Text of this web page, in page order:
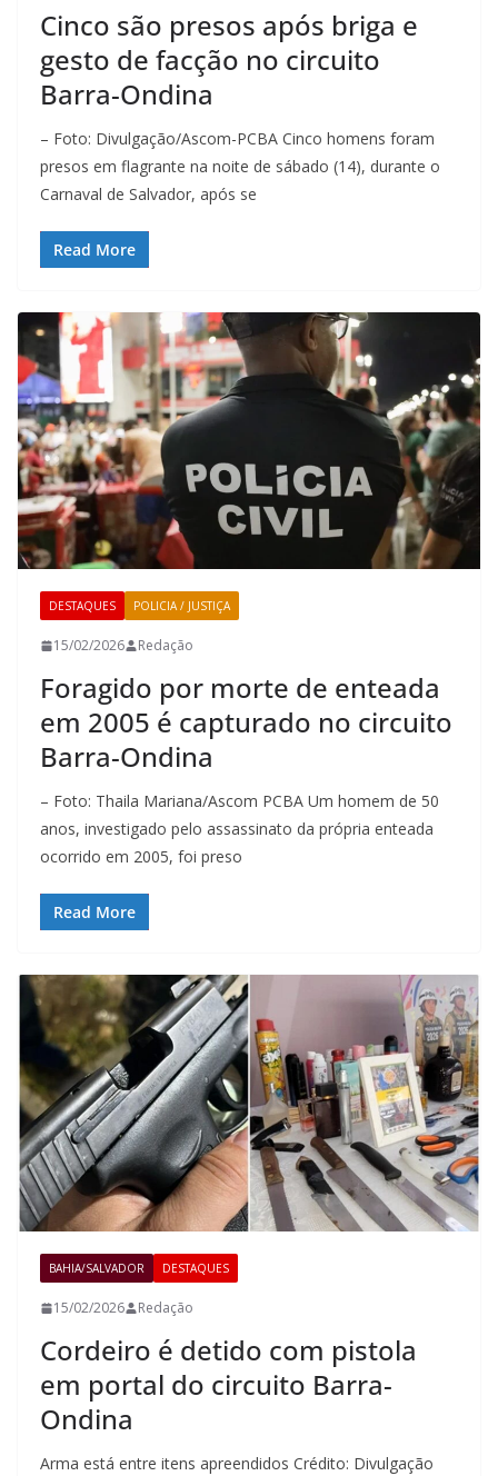
Cinco são presos após briga e
gesto de facção no circuito
Barra-Ondina
– Foto: Divulgação/Ascom-PCBA Cinco homens foram
presos em flagrante na noite de sábado (14), durante o
Carnaval de Salvador, após se
Read More
DESTAQUES POLICIA / JUSTIÇA
15/02/2026 Redação
Foragido por morte de enteada
em 2005 é capturado no circuito
Barra-Ondina
– Foto: Thaila Mariana/Ascom PCBA Um homem de 50
anos, investigado pelo assassinato da própria enteada
ocorrido em 2005, foi preso
Read More
BAHIA/SALVADOR DESTAQUES
15/02/2026 Redação
Cordeiro é detido com pistola
em portal do circuito Barra-
Ondina
Arma está entre itens apreendidos Crédito: Divulgação